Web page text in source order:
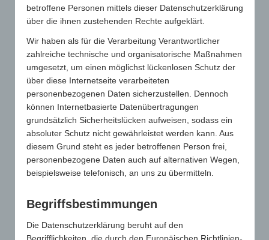
NETWORKING
fördert den Informations- und
Erfahrungsaustausch unter den Mitgliedern.
EINHEITSVERBAND
Schaffung einer einheitlichen und klaren
Verbandsstruktur, die einflussreich und
schlagkräftig für die Belange aller
Anspruchsgruppen der
Werbeartikelbranche einstehen kann.
ANSPRECHPARTNER
betroffene Personen mittels dieser Datenschutzerklärung
über die ihnen zustehenden Rechte aufgeklärt.
Wir haben als für die Verarbeitung Verantwortlicher
zahlreiche technische und organisatorische Maßnahmen
umgesetzt, um einen möglichst lückenlosen Schutz der
über diese Internetseite verarbeiteten
personenbezogenen Daten sicherzustellen. Dennoch
können Internetbasierte Datenübertragungen
grundsätzlich Sicherheitslücken aufweisen, sodass ein
absoluter Schutz nicht gewährleistet werden kann. Aus
diesem Grund steht es jeder betroffenen Person frei,
personenbezogene Daten auch auf alternativen Wegen,
beispielsweise telefonisch, an uns zu übermitteln.
Begriffsbestimmungen
Die Datenschutzerklärung beruht auf den